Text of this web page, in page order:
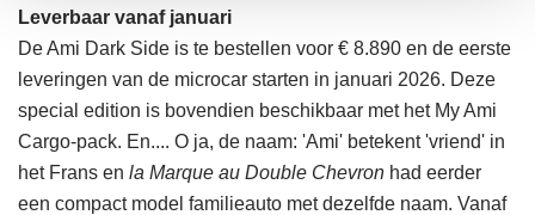
Leverbaar vanaf januari
De Ami Dark Side is te bestellen voor € 8.890 en de eerste
leveringen van de microcar starten in januari 2026. Deze
special edition is bovendien beschikbaar met het My Ami
Cargo-pack. En.... O ja, de naam: 'Ami' betekent 'vriend' in
het Frans en la Marque au Double Chevron had eerder
een compact model familieauto met dezelfde naam. Vanaf